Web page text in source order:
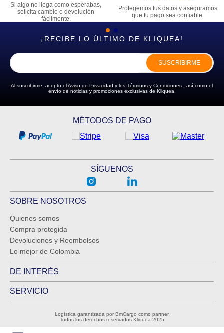
Si algo no llega como esperabas,
solicita cambio o devolución
fácilmente.
Protegemos tus datos y aseguramos
que tu pago sea confiable.
¡RECIBE LO ÚLTIMO DE KLIQUEA!
SUSCRIBIRME
Al suscribirme, acepto elAviso de Privacidad y los Términos y Condiciones , así como el
envío de noticias y promociones exclusivas de Kliquea.
MÉTODOS DE PAGO
SÍGUENOS
SOBRE NOSOTROS
Quienes somos
Compra protegida
Devoluciones y Reembolsos
Lo mejor de Colombia
DE INTERÉS
SERVICIO
Logística garantizada por BmCargo como partner
Todos los derechos reservados Kliquea 2025